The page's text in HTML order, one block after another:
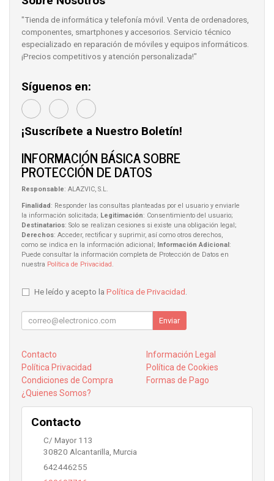
"Tienda de informática y telefonía móvil. Venta de ordenadores,
componentes, smartphones y accesorios. Servicio técnico
especializado en reparación de móviles y equipos informáticos.
¡Precios competitivos y atención personalizada!"
Síguenos en:
¡Suscríbete a Nuestro Boletín!
INFORMACIÓN BÁSICA SOBRE
PROTECCIÓN DE DATOS
Responsable: ALAZVIC, S.L.
Finalidad: Responder las consultas planteadas por el usuario y enviarle
la información solicitada; Legitimación: Consentimiento del usuario;
Destinatarios: Solo se realizan cesiones si existe una obligación legal;
Derechos: Acceder, rectificar y suprimir, así como otros derechos,
como se indica en la información adicional; Información Adicional:
Puede consultar la información completa de Protección de Datos en
nuestra Política de Privacidad.
He leído y acepto la Política de Privacidad.
Enviar
Contacto
Información Legal
Política Privacidad
Política de Cookies
Condiciones de Compra
Formas de Pago
¿Quienes Somos?
Contacto
C/ Mayor 113
30820 Alcantarilla, Murcia
642446255